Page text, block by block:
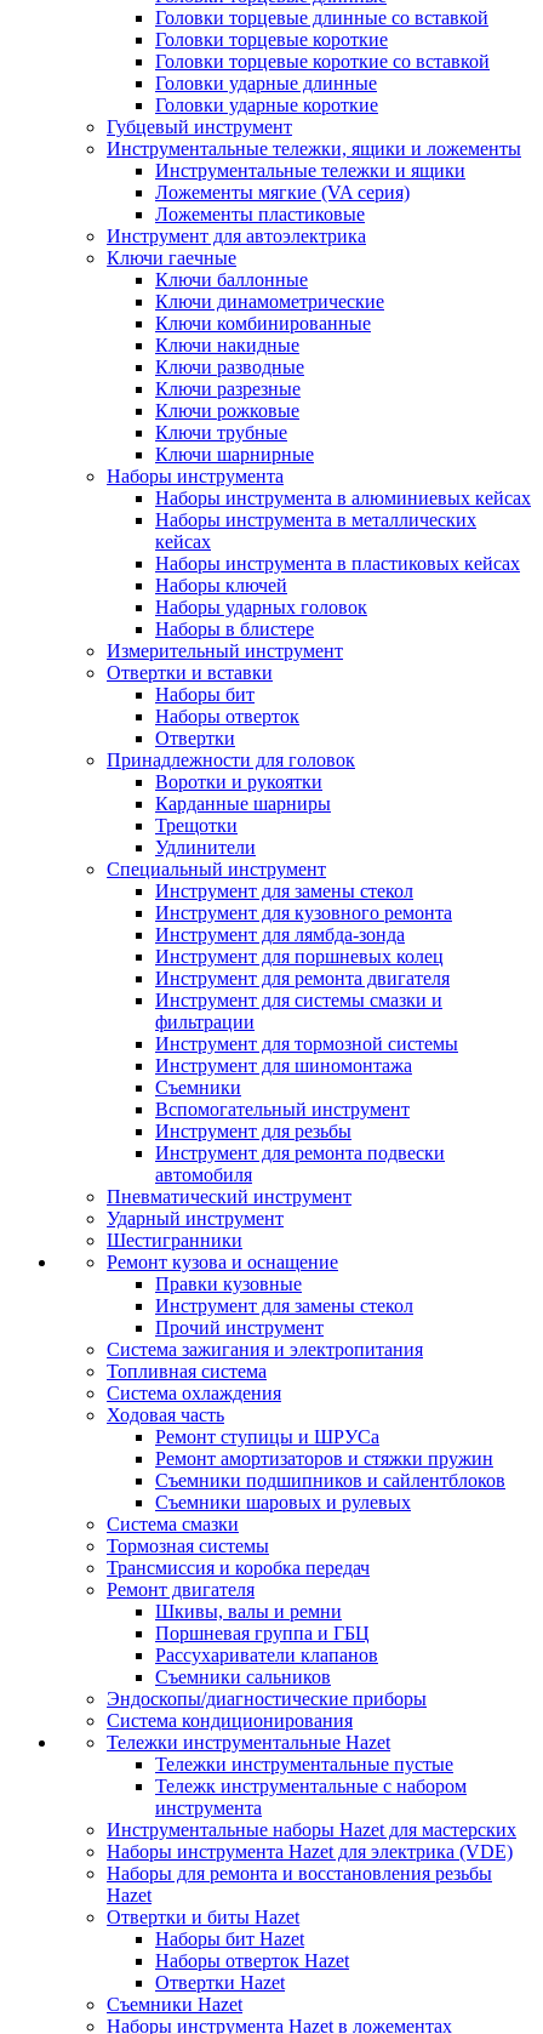
Головки торцевые длинные со вставкой
Головки торцевые короткие
Головки торцевые короткие со вставкой
Головки ударные длинные
Головки ударные короткие
Губцевый инструмент
Инструментальные тележки, ящики и ложементы
Инструментальные тележки и ящики
Ложементы мягкие (VA серия)
Ложементы пластиковые
Инструмент для автоэлектрика
Ключи гаечные
Ключи баллонные
Ключи динамометрические
Ключи комбинированные
Ключи накидные
Ключи разводные
Ключи разрезные
Ключи рожковые
Ключи трубные
Ключи шарнирные
Наборы инструмента
Наборы инструмента в алюминиевых кейсах
Наборы инструмента в металлических
кейсах
Наборы инструмента в пластиковых кейсах
Наборы ключей
Наборы ударных головок
Наборы в блистере
Измерительный инструмент
Отвертки и вставки
Наборы бит
Наборы отверток
Отвертки
Принадлежности для головок
Воротки и рукоятки
Карданные шарниры
Трещотки
Удлинители
Специальный инструмент
Инструмент для замены стекол
Инструмент для кузовного ремонта
Инструмент для лямбда-зонда
Инструмент для поршневых колец
Инструмент для ремонта двигателя
Инструмент для системы смазки и
фильтрации
Инструмент для тормозной системы
Инструмент для шиномонтажа
Съемники
Вспомогательный инструмент
Инструмент для резьбы
Инструмент для ремонта подвески
автомобиля
Пневматический инструмент
Ударный инструмент
Шестигранники
Ремонт кузова и оснащение
Правки кузовные
Инструмент для замены стекол
Прочий инструмент
Система зажигания и электропитания
Топливная система
Система охлаждения
Ходовая часть
Ремонт ступицы и ШРУСа
Ремонт амортизаторов и стяжки пружин
Съемники подшипников и сайлентблоков
Съемники шаровых и рулевых
Система смазки
Тормозная системы
Трансмиссия и коробка передач
Ремонт двигателя
Шкивы, валы и ремни
Поршневая группа и ГБЦ
Рассухариватели клапанов
Съемники сальников
Эндоскопы/диагностические приборы
Система кондиционирования
Тележки инструментальные Hazet
Тележки инструментальные пустые
Тележк инструментальные с набором
инструмента
Инструментальные наборы Hazet для мастерских
Наборы инструмента Hazet для электрика (VDE)
Наборы для ремонта и восстановления резьбы
Hazet
Отвертки и биты Hazet
Наборы бит Hazet
Наборы отверток Hazet
Отвертки Hazet
Съемники Hazet
Наборы инструмента Hazet в ложементах